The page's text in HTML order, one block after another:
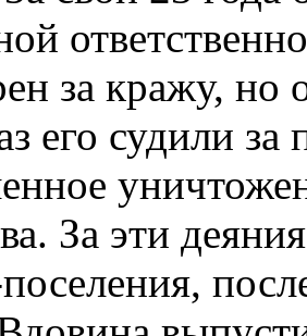
за кражу,
его судили
За эти